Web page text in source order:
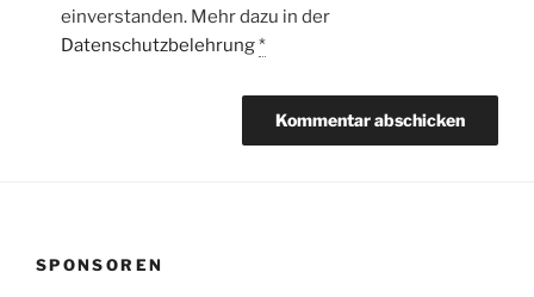
einverstanden. Mehr dazu in der
Datenschutzbelehrung*
SPONSOREN